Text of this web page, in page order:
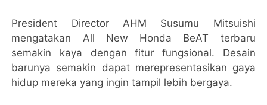
President Director AHM Susumu Mitsuishi
mengatakan All New Honda BeAT terbaru
semakin kaya dengan fitur fungsional. Desain
barunya semakin dapat merepresentasikan gaya
hidup mereka yang ingin tampil lebih bergaya.